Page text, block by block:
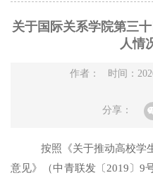
关于国际关系学院第三
人情
作者： 时间：
分享：
按照《关于推动高校学
意见》（中青联发〔 2019 〕9